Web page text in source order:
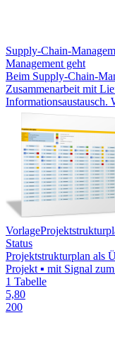
Supply-Chain-
Management geht
Beim Supply-Chain-
Zusammenarbeit mit
Informationsaustausch.
Vorlage
Status
Projektstrukturplan als
Projekt ▪ mit Signal
1 Tabelle
5,80
200